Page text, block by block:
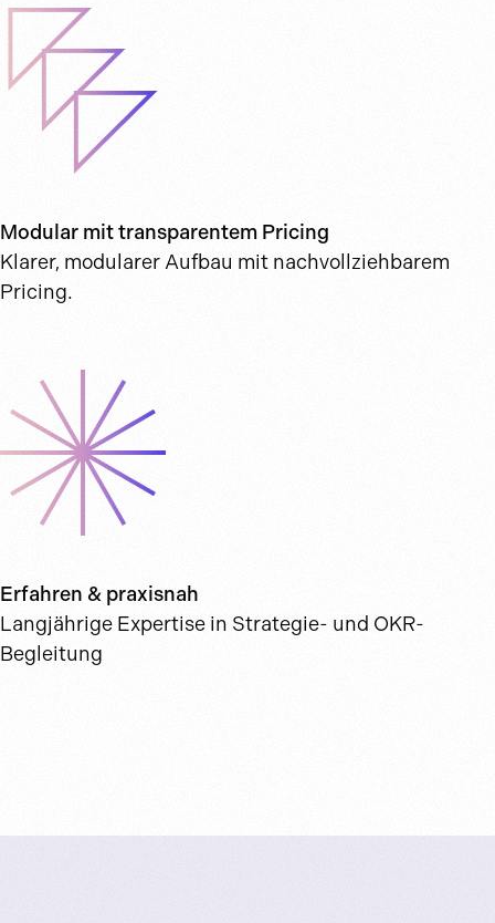
Modular mit transparentem Pricing
Klarer, modularer Aufbau mit nachvollziehbarem
Pricing.
Erfahren & praxisnah
Langjährige Expertise in Strategie- und OKR-
Begleitung